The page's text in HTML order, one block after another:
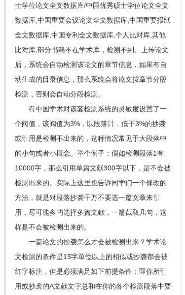
士学位论文全文数据库/中国优秀硕士学位论文全文
数据库,中国重要会议论文全文数据库,中国重要报纸
全文数据库,中国专利全文数据库,个人比对库,其他
比对库,部分书籍不在学术库，检测不到。上传论文
后，系统会自动检测该论文的章节信息，如果有自
动生成的目录信息，那么系统会将论文按章节分段
检测，否则会自动分段检测。
有中国学术对该套检测系统的灵敏度设置了一
个阀值，该阀值为3%，以段落计，低于3%的抄袭
或引用是检测不出来的，这种情况常见于大段落中
的小句或者小概念。举个例子：假如检测段落1有
10000字，那么引用单篇文献300字以下，是不会被
检测出来的。实际上这里也告诉同学们一个修改的
方法，就是对段落抄袭千万不要选一篇文章来引
用，尽可能多的选择多篇文献，一篇截取几句，这
样是不会被检测出来的。
一篇论文的抄袭怎么才会被检测出来？学术论
文检测的条件是13字单位以上的相似或抄袭都会被
红字标注，但是必须满足如下前提条件：即你所引
用或抄袭的A文献文字总和在你的各个检测段落中要